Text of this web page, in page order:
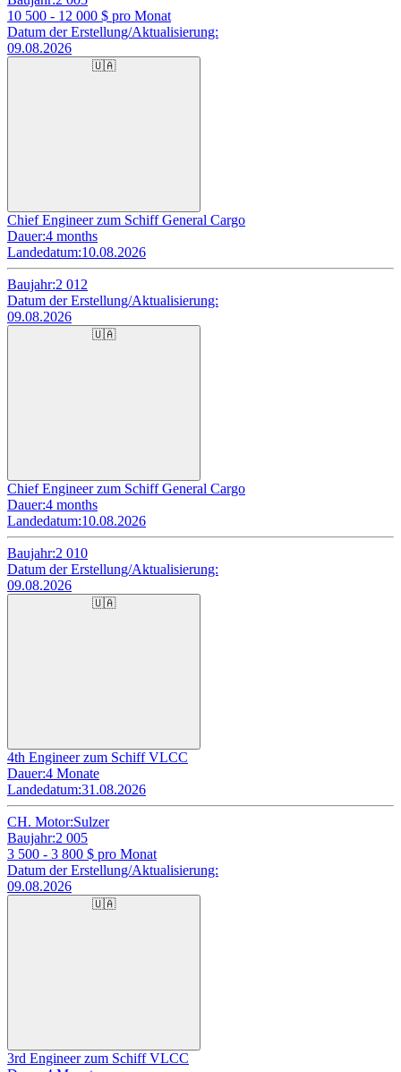
10 500 - 12 000 $ pro Monat
Datum der Erstellung/Aktualisierung:
09.08.2026
🇺🇦
Chief Engineer zum Schiff General Cargo
Dauer:4 months
Landedatum:10.08.2026
Baujahr:2 012
Datum der Erstellung/Aktualisierung:
09.08.2026
🇺🇦
Chief Engineer zum Schiff General Cargo
Dauer:4 months
Landedatum:10.08.2026
Baujahr:2 010
Datum der Erstellung/Aktualisierung:
09.08.2026
🇺🇦
4th Engineer zum Schiff VLCC
Dauer:4 Monate
Landedatum:31.08.2026
CH. Motor:Sulzer
Baujahr:2 005
3 500 - 3 800 $ pro Monat
Datum der Erstellung/Aktualisierung:
09.08.2026
🇺🇦
3rd Engineer zum Schiff VLCC